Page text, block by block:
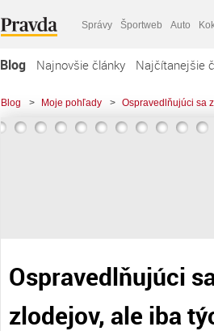
Správy Športweb Auto
Blog Najnovšie články Najčítanejšie
Blog > Moje pohľady > Ospravedlňujúci sa
Ospravedlňujúci
zlodejov, ale iba